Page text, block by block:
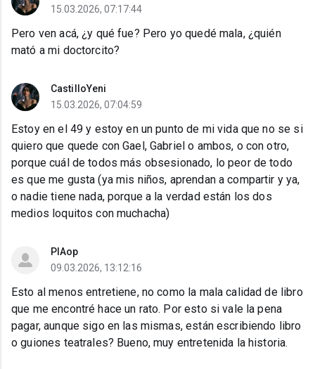
15.03.2026, 07:17:44
Pero ven acá, ¿y qué fue? Pero yo quedé mala, ¿quién
mató a mi doctorcito?
CastilloYeni
15.03.2026, 07:04:59
Estoy en el 49 y estoy en un punto de mi vida que no se si
quiero que quede con Gael, Gabriel o ambos, o con otro,
porque cuál de todos más obsesionado, lo peor de todo
es que me gusta (ya mis niños, aprendan a compartir y ya,
o nadie tiene nada, porque a la verdad están los dos
medios loquitos con muchacha)
PIAop
09.03.2026, 13:12:16
Esto al menos entretiene, no como la mala calidad de libro
que me encontré hace un rato. Por esto si vale la pena
pagar, aunque sigo en las mismas, están escribiendo libro
o guiones teatrales? Bueno, muy entretenida la historia.